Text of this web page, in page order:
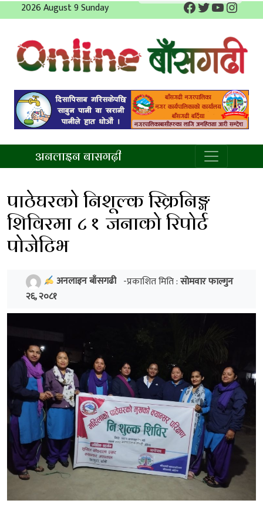
to
2026 August 9 Sunday Facebook
Twitter
YouTube
अनलाइन बासगढ़ी
पाठेघरको निशूल्क स्क्रिनिङ्ग
शिविरमा ८१ जनाको रिपोर्ट
पोजेटिभ
अनलाइन बाँसगढी -प्रकाशित मिति :सोमवार फाल्गुन
२६, २०८१